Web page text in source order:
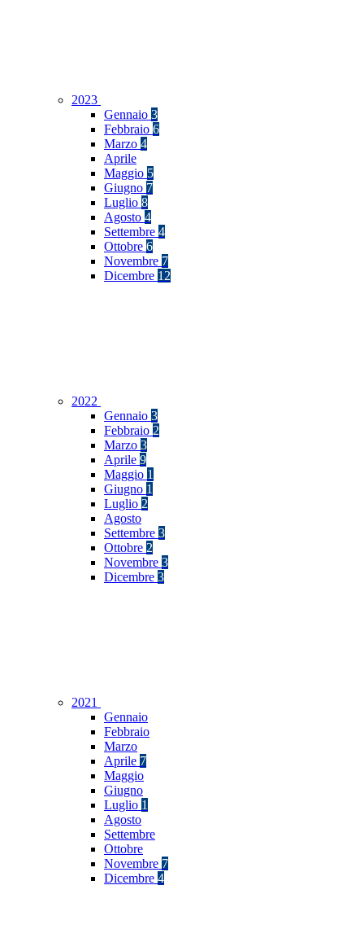
2023
Gennaio 3
Febbraio 6
Marzo 4
Aprile
Maggio 5
Giugno 7
Luglio 8
Agosto 4
Settembre 4
Ottobre 6
Novembre 7
Dicembre 12
2022
Gennaio 3
Febbraio 2
Marzo 3
Aprile 9
Maggio 1
Giugno 1
Luglio 2
Agosto
Settembre 3
Ottobre 2
Novembre 3
Dicembre 3
2021
Gennaio
Febbraio
Marzo
Aprile 7
Maggio
Giugno
Luglio 1
Agosto
Settembre
Ottobre
Novembre 7
Dicembre 4